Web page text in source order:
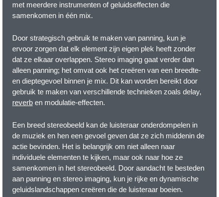
met meerdere instrumenten of geluidseffecten die
samenkomen in één mix.
Door strategisch gebruik te maken van panning, kun je
ervoor zorgen dat elk element zijn eigen plek heeft zonder
dat ze elkaar overlappen. Stereo imaging gaat verder dan
alleen panning; het omvat ook het creëren van een breedte-
en dieptegevoel binnen je mix. Dit kan worden bereikt door
gebruik te maken van verschillende technieken zoals delay,
reverb en modulatie-effecten.
Een breed stereobeeld kan de luisteraar onderdompelen in
de muziek en hen een gevoel geven dat ze zich middenin de
actie bevinden. Het is belangrijk om niet alleen naar
individuele elementen te kijken, maar ook naar hoe ze
samenkomen in het stereobeeld. Door aandacht te besteden
aan panning en stereo imaging, kun je rijke en dynamische
geluidslandschappen creëren die de luisteraar boeien.